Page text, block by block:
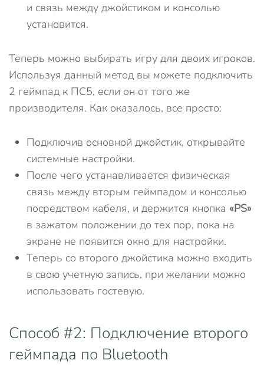
и связь между джойстиком и консолью
установится.
Теперь можно выбирать игру для двоих игроков.
Используя данный метод вы можете подключить
2 геймпад к ПС5, если он от того же
производителя. Как оказалось, все просто:
Подключив основной джойстик, открывайте
системные настройки.
После чего устанавливается физическая
связь между вторым геймпадом и консолью
посредством кабеля, и держится кнопка «PS»
в зажатом положении до тех пор, пока на
экране не появится окно для настройки.
Теперь со второго джойстика можно входить
в свою учетную запись, при желании можно
использовать гостевую.
Способ #2: Подключение второго
геймпада по Bluetooth